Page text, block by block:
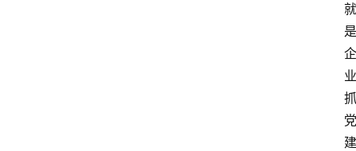
就
是
企
业
抓
党
建